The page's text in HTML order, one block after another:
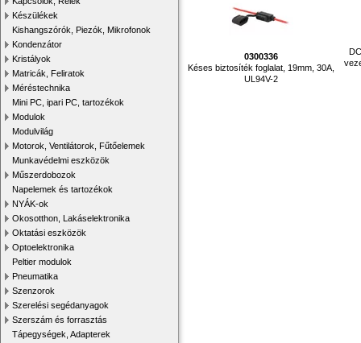
Készülékek
Kishangszórók, Piezók, Mikrofonok
Kondenzátor
Kristályok
Matricák, Feliratok
Méréstechnika
Mini PC, ipari PC, tartozékok
Modulok
Modulvilág
Motorok, Ventilátorok, Fűtőelemek
Munkavédelmi eszközök
Műszerdobozok
Napelemek és tartozékok
NYÁK-ok
Okosotthon, Lakáselektronika
Oktatási eszközök
Optoelektronika
Peltier modulok
Pneumatika
Szenzorok
Szerelési segédanyagok
Szerszám és forrasztás
Tápegységek, Adapterek
0300336
Késes biztosíték foglalat, 19mm, 30A,
UL94V-2